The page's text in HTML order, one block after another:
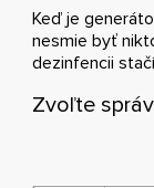
Keď je
nesmie byť
dezinfencii
Zvoľte